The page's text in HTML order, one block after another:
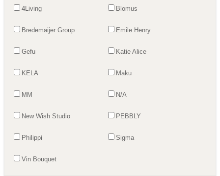
4Living
Blomus
Bredemaijer Group Emile Henry
Gefu Katie Alice
KELA Maku
MM N/A
New Wish Studio PEBBLY
Philippi Sigma
Vin Bouquet